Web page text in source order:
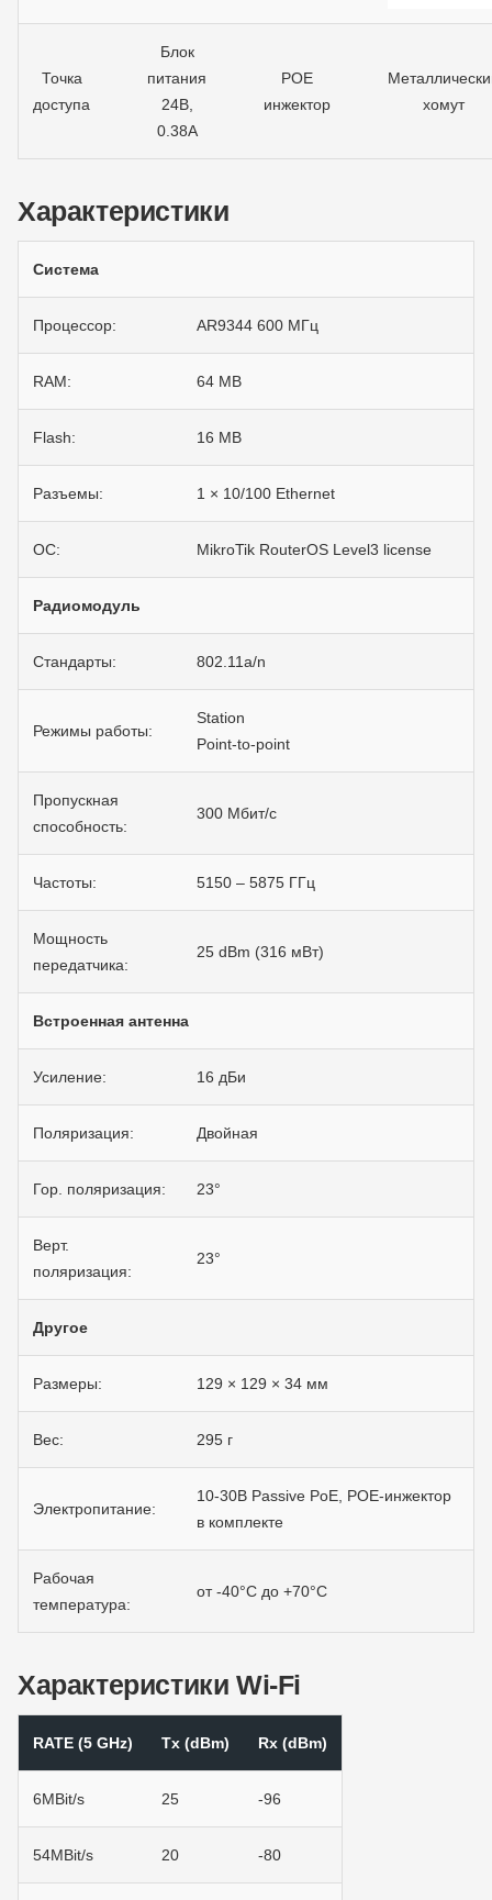
Точка
доступа
Блок
питания
24В,
0.38А
POE
инжектор
хомут
Характеристики
Система
Процессор: AR9344 600 MГц
RAM: 64 MB
Flash: 16 MB
Разъемы: 1 × 10/100 Ethernet
ОС: MikroTik RouterOS Level3 license
Радиомодуль
Стандарты: 802.11a/n
Режимы работы:
Station
Point-to-point
Пропускная
способность:
300 Мбит/с
Частоты: 5150 – 5875 ГГц
Мощность
передатчика:
25 dBm (316 мВт)
Встроенная антенна
Усиление: 16 дБи
Поляризация: Двойная
Гор. поляризация: 23°
Верт.
поляризация:
23°
Другое
Размеры: 129 × 129 × 34 мм
Вес: 295 г
Электропитание:
10-30В Passive PoE, POE-инжектор
в комплекте
Рабочая
температура:
от -40°C до +70°С
Характеристики Wi-Fi
RATE (5 GHz) Tx (dBm) Rx (dBm)
6MBit/s 25 -96
54MBit/s 20 -80